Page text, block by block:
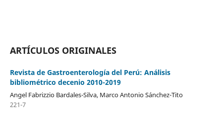
ARTÍCULOS ORIGINALES
Revista de Gastroenterología del Perú: Análisis
bibliométrico decenio 2010-2019
Angel Fabrizzio Bardales-Silva, Marco Antonio Sánchez-Tito
221-7